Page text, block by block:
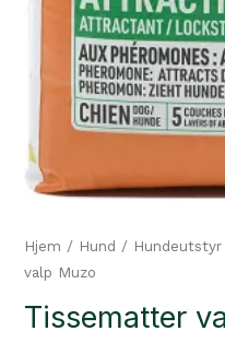
Hjem / Hund / Hundeutstyr
valp Muzo
Tissematter